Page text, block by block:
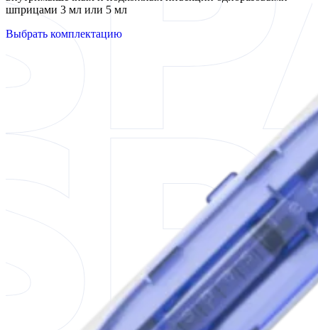
шприцами 3 мл или 5 мл
Выбрать комплектацию